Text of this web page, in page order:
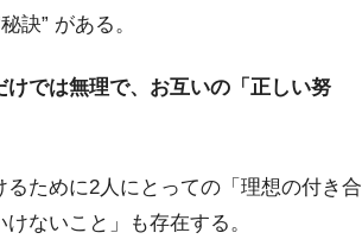
訣” がある。
では無理で、お互いの「正しい努
ために2人にとっての「理想の付き合
ないこと」も存在する。